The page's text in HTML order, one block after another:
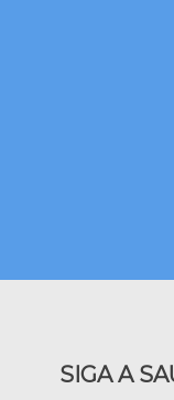
SIGA A